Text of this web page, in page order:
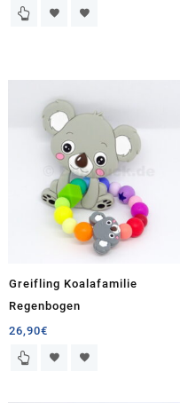
Greifling Koalafamilie
Regenbogen
26,90€